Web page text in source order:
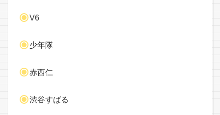
V6
少年隊
赤西仁
渋谷すばる